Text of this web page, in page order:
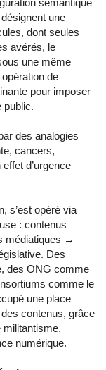
sémantique
une
dont seules
avérés, le
une même
de
pour imposer
public.
des analogies
cancers,
d’urgence
s’est opéré via
: contenus
médiatiques →
Des
des ONG comme
comme le
une place
contenus, grâce
militantisme,
numérique.